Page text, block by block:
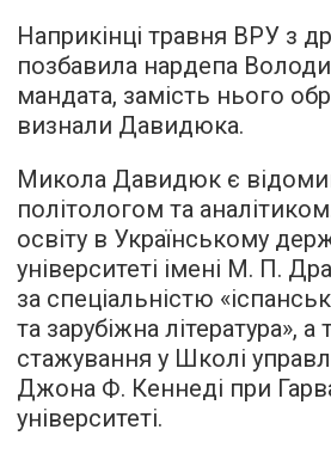
Наприкінці травня ВРУ з
позбавила нардепа
мандата, замість нього
визнали Давидюка.
Микола Давидюк є
політологом та
освіту в Українському
університеті імені М. П.
за спеціальністю
та зарубіжна література»,
стажування у Школі
Джона Ф. Кеннеді при
університеті.